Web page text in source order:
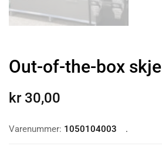
Out-of-the-box skje
kr30,00
Varenummer: 1050104003